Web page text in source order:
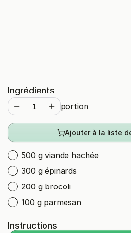
Ingrédients
portion
Ajouter à la liste
500 g viande hachée
300 g épinards
200 g brocoli
100 g parmesan
Instructions